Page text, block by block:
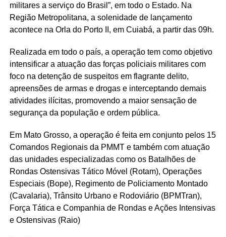
militares a serviço do Brasil”, em todo o Estado. Na
Região Metropolitana, a solenidade de lançamento
acontece na Orla do Porto II, em Cuiabá, a partir das 09h.
Realizada em todo o país, a operação tem como objetivo
intensificar a atuação das forças policiais militares com
foco na detenção de suspeitos em flagrante delito,
apreensões de armas e drogas e interceptando demais
atividades ilícitas, promovendo a maior sensação de
segurança da população e ordem pública.
Em Mato Grosso, a operação é feita em conjunto pelos 15
Comandos Regionais da PMMT e também com atuação
das unidades especializadas como os Batalhões de
Rondas Ostensivas Tático Móvel (Rotam), Operações
Especiais (Bope), Regimento de Policiamento Montado
(Cavalaria), Trânsito Urbano e Rodoviário (BPMTran),
Força Tática e Companhia de Rondas e Ações Intensivas
e Ostensivas (Raio)